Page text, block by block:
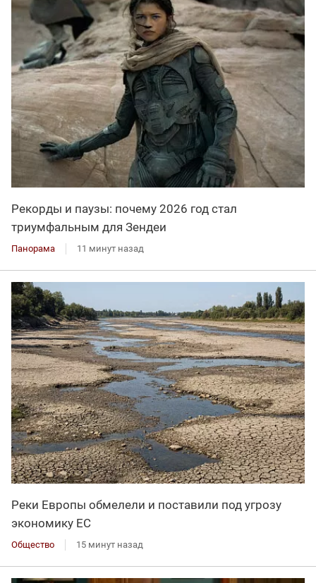
Рекорды и паузы: почему 2026 год стал
триумфальным для Зендеи
Панорама 11 минут назад
Реки Европы обмелели и поставили под угрозу
экономику ЕС
Общество 15 минут назад